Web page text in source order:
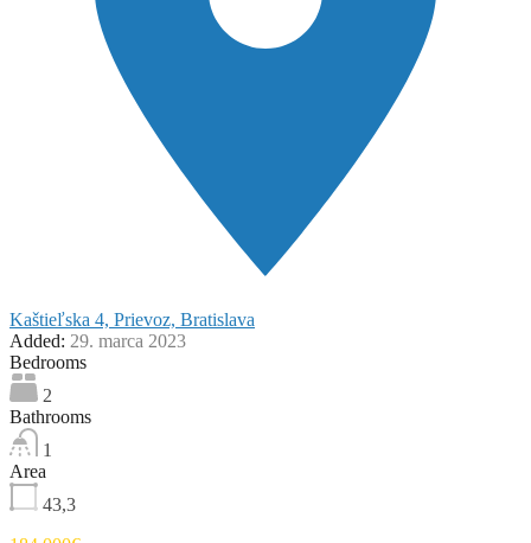
Kaštieľska 4, Prievoz, Bratislava
Added: 29. marca 2023
Bedrooms
2
Bathrooms
1
Area
43,3